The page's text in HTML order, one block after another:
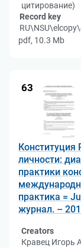
цитирование)
Record key
pdf, 10.3 Mb
63
Конституция
личности:
практики
практика =
журнал. –
Creators
Кравец Игорь